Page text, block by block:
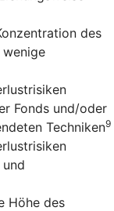
des
wenige
Fonds und/oder
Techniken9
Höhe des